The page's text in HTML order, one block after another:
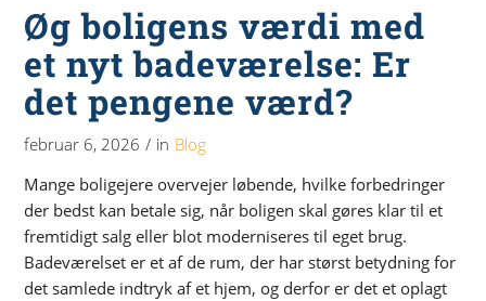
Øg boligens værdi med
et nyt badeværelse: Er
det pengene værd?
februar 6, 2026 / in Blog
Mange boligejere overvejer løbende, hvilke forbedringer
der bedst kan betale sig, når boligen skal gøres klar til et
fremtidigt salg eller blot moderniseres til eget brug.
Badeværelset er et af de rum, der har størst betydning for
det samlede indtryk af et hjem, og derfor er det et oplagt